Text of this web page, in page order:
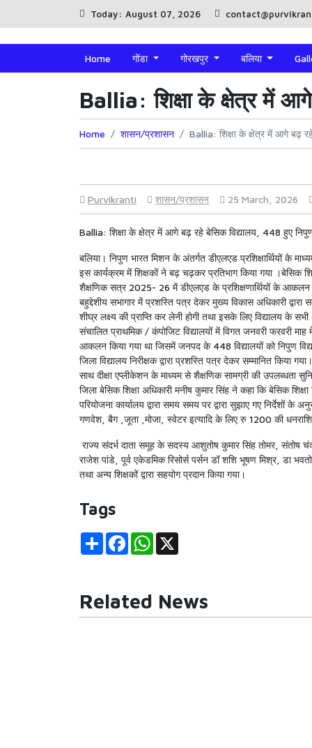
Today: August 07, 2026
Home गोंडा गोरखपुर बलिया
Ballia: शिक्षा के क्षेत्र में
Home शासन/प्रशासन Ballia: शिक्षा के क्षेत्र में आगे बढ़
Purvikranti शासन/प्रशासन 25 March, 2026
Ballia: शिक्षा के क्षेत्र में आगे बढ़ रहे बेसिक विद्यालय, 448 हुए
बलिया। निपुण भारत मिशन के अंतर्गत डीएलएड प्रशिक्षार्थियों के
इस कार्यक्रम में शिक्षकों ने बढ़ चढ़कर प्रतिभाग किया गया ।बेसिक
शैक्षणिक सत्र 2025- 26 में डीएलएड के प्रशिक्षणार्थियों के आकलन
बहुद्देशीय सभागार में प्रशस्ति पत्र देकर मुख्य विकास अधिकारी
शीघ्र लक्ष्य की प्राप्ति कर लेनी होगी तथा इसके लिए विद्यालय के
संचालित प्राथमिक / कंपोजिट विद्यालयों में विगत जनवरी फरवरी
आकलन किया गया था जिसमें जनपद के 448 विद्यालयों को निपुण
जिला विद्यालय निरीक्षक द्वारा प्रशस्ति पत्र देकर सम्मानित
साथ दीक्षा एप्लीकेशन के माध्यम से शैक्षणिक सामग्री की उपलब्धता
जिला बेसिक शिक्षा अधिकारी मनीष कुमार सिंह ने कहा कि बेसिक
परियोजना कार्यालय द्वारा समय समय पर द्वारा सुझाए गए निर्देशों
गणवेश, बैग ,जूता ,मोजा, स्वेटर इत्यादि के लिए रु 1200 की
राज्य संदर्भ दाता समूह के सदस्य आशुतोष कुमार सिंह तोमर, संतोष
राजेश पांडे, पूर्व एकेडमिक रिसोर्स पर्सन डॉ शशि भूषण मिश्र, डा
तथा अन्य शिक्षकों द्वारा सहयोग प्रदान किया गया।
Tags
Share FacebookWhatsApp
Related News